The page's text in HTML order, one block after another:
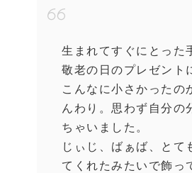
生まれてすぐにとった
敬老の日のプレゼント
こんなに小さかったの
んわり。思わず自分の
ちゃいました。
じぃじ、ばぁば、とて
てくれたみたいで飾っ